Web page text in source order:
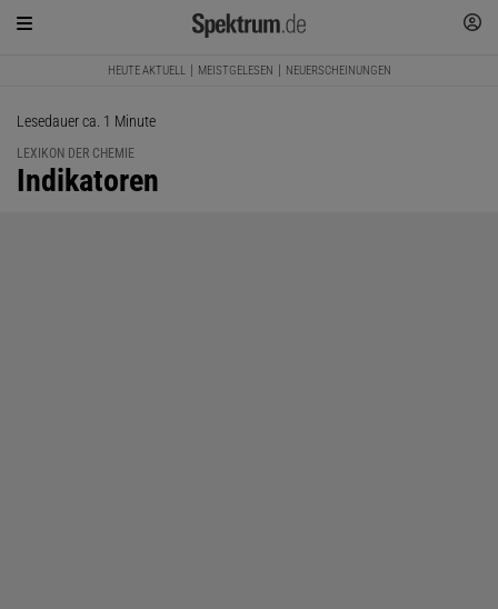
HEUTE AKTUELL MEISTGELESEN NEUERSCHEINUNGEN
Lesedauer ca. 1 Minute
LEXIKON DER CHEMIE
:
Indikatoren